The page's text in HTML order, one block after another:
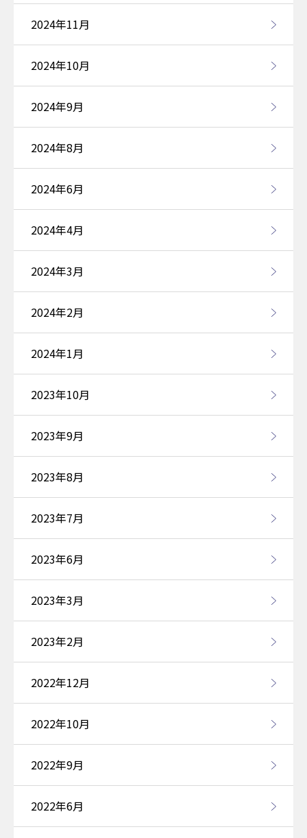
2024年11月
2024年10月
2024年9月
2024年8月
2024年6月
2024年4月
2024年3月
2024年2月
2024年1月
2023年10月
2023年9月
2023年8月
2023年7月
2023年6月
2023年3月
2023年2月
2022年12月
2022年10月
2022年9月
2022年6月